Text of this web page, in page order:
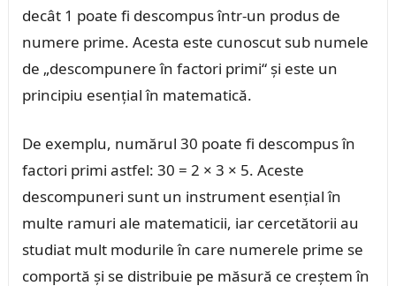
decât 1 poate fi descompus într-un produs de
numere prime. Acesta este cunoscut sub numele
de „descompunere în factori primi“ și este un
principiu esențial în matematică.
De exemplu, numărul 30 poate fi descompus în
factori primi astfel: 30 = 2 × 3 × 5. Aceste
descompuneri sunt un instrument esențial în
multe ramuri ale matematicii, iar cercetătorii au
studiat mult modurile în care numerele prime se
comportă și se distribuie pe măsură ce creștem în